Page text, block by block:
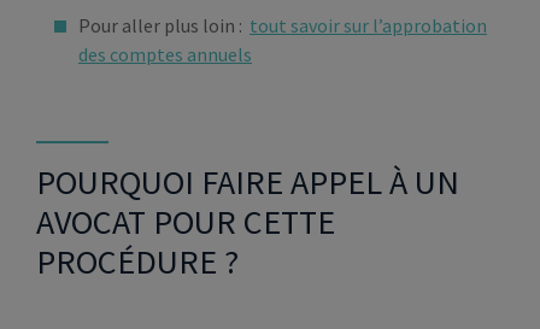
Pour aller plus loin : tout savoir sur l’approbation
des comptes annuels
POURQUOI FAIRE APPEL À UN
AVOCAT POUR CETTE
PROCÉDURE ?